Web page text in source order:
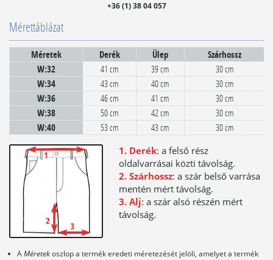
+36 (1) 38 04 057
Mérettáblázat
Méretek Derék Ülep
Szárhossz
W:32
41 cm 39 cm 30 cm
W:34 43 cm 40 cm 30 cm
W:36 46 cm 41 cm 30 cm
W:38 50 cm 42 cm 30 cm
W:40 53 cm 43 cm 30 cm
1. Derék: a felső rész
oldalvarrásai közti távolság.
2. Szárhossz: a szár belső varrása
mentén mért távolság.
3. Alj: a szár alsó részén mért
távolság.
AMéretekoszlop a termék eredeti méretezését jelöli, amelyet a termék